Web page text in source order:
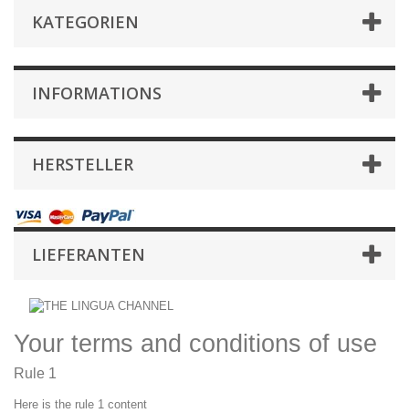
KATEGORIEN
INFORMATIONS
HERSTELLER
LIEFERANTEN
Your terms and conditions of use
Rule 1
Here is the rule 1 content